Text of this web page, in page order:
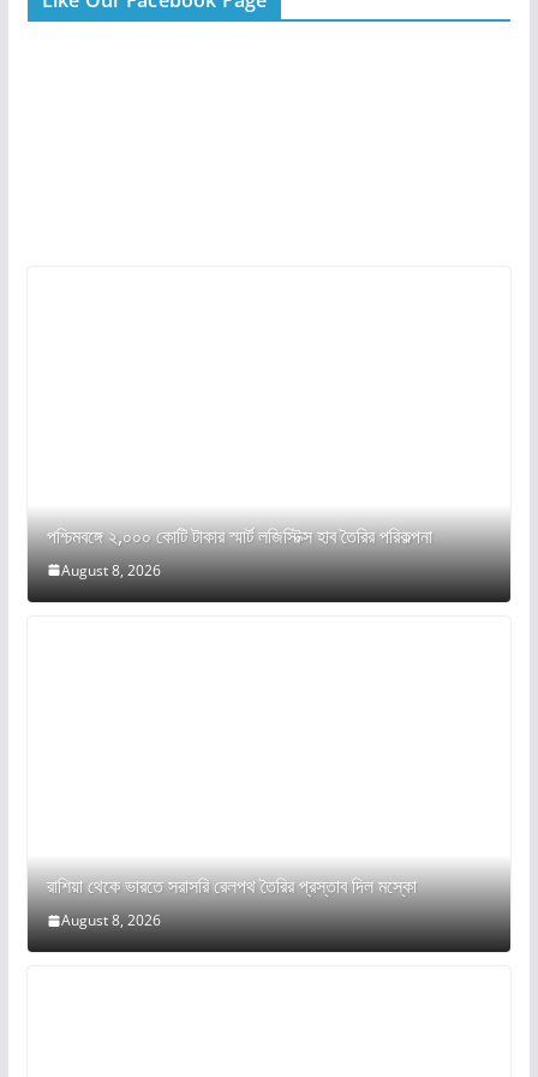
পশ্চিমবঙ্গে ২,০০০ কোটি টাকার স্মার্ট লজিস্টিক্স হাব তৈরির পরিকল্পনা
August 8, 2026
রাশিয়া থেকে ভারতে সরাসরি রেলপথ তৈরির প্রস্তাব দিল মস্কো
August 8, 2026